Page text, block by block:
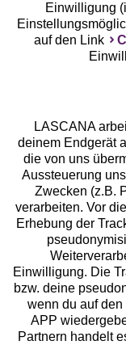
Jetzt
Geprüfte
Einwilligung
auf den Link
LASCANA
deinem Endgerät
die von uns
Aussteuerung
Zwecken (z.B.
verarbeiten. Vor
Erhebung der
Einwilligung. Die
bzw. deine
wenn du auf
APP
Partnern handelt